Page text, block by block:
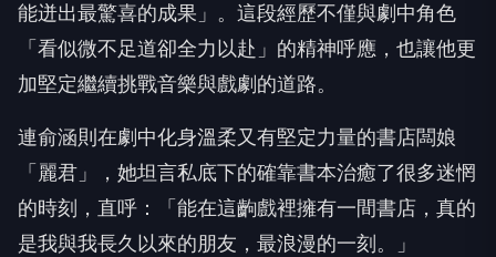
能迸出最驚喜的成果」。 這段經歷不僅與劇中角色
「看似微不足道卻全力以赴」的精神呼應， 也讓他更
加堅定繼續挑戰音樂與戲劇的道路。
連俞涵則在劇中化身溫柔又有堅定力量的書店闆娘
「麗君」， 她坦言私底下的確靠書本治癒了很多迷惘
的時刻，直呼：「 能在這齣戲裡擁有一間書店，真的
是我與我長久以來的朋友， 最浪漫的一刻。」